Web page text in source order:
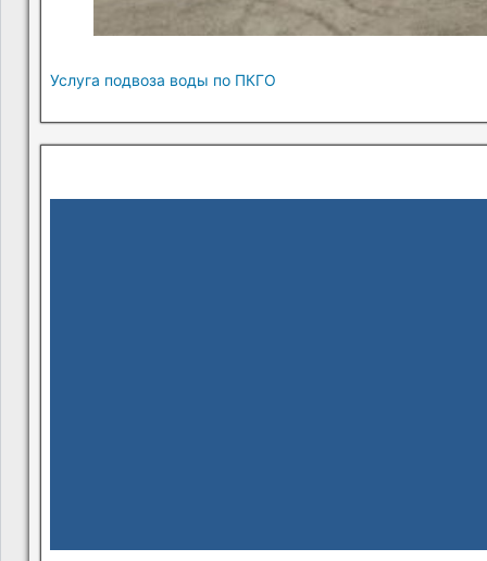
Услуга подвоза воды по ПКГО